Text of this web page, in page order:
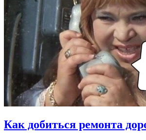
Как добиться ремонта